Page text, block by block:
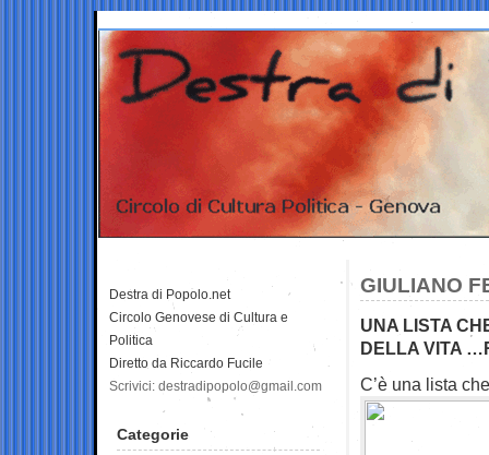
GIULIANO
UNA LISTA
DELLA VITA
C’è una lista
Destra di Popolo.net
Circolo Genovese di Cultura e
Politica
Diretto da Riccardo Fucile
Scrivici: destradipopolo@gmail.com
Categorie